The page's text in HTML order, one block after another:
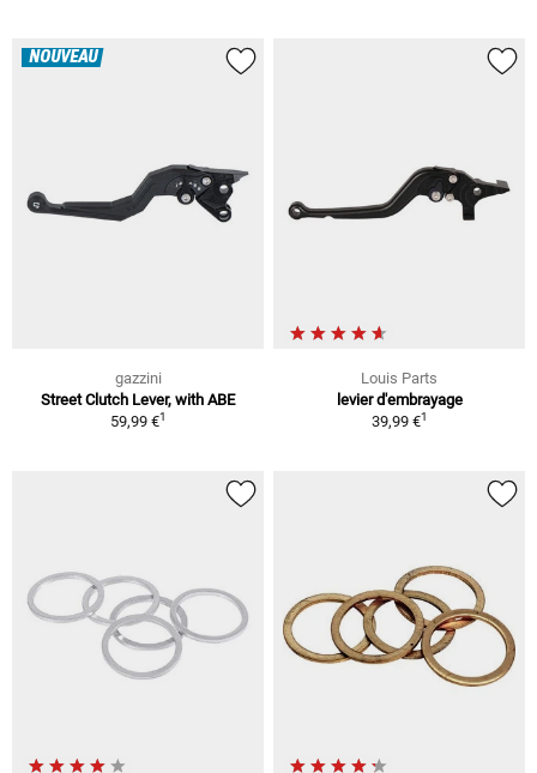
NOUVEAU
gazzini
Street Clutch Lever, with ABE
59,99 €1
Louis Parts
levier d'embrayage
39,99 €1